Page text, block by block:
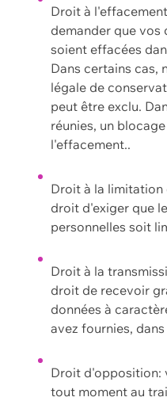
Droit à
demander que vos
soient effacées
Dans certains cas,
légale de
peut être exclu.
réunies, un
l'effacement..
Droit à la limitation
droit d'exiger que
personnelles soit
Droit à la
droit de recevoir
données à
avez fournies,
Droit d'opposition:
tout moment au